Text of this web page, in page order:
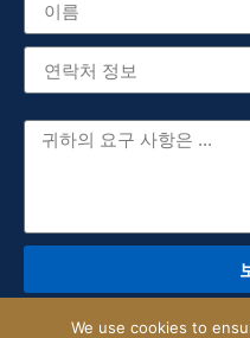
We use cookies to